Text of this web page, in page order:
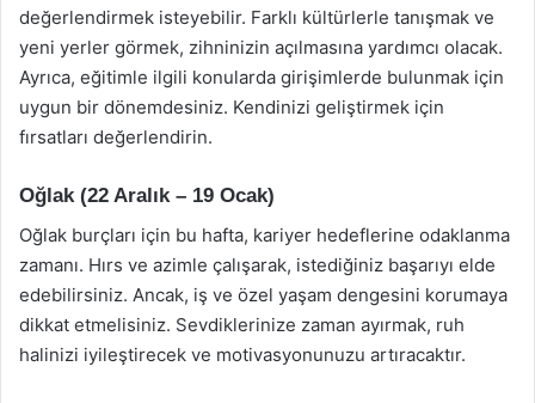
değerlendirmek isteyebilir. Farklı kültürlerle tanışmak ve
yeni yerler görmek, zihninizin açılmasına yardımcı olacak.
Ayrıca, eğitimle ilgili konularda girişimlerde bulunmak için
uygun bir dönemdesiniz. Kendinizi geliştirmek için
fırsatları değerlendirin.
Oğlak (22 Aralık – 19 Ocak)
Oğlak burçları için bu hafta, kariyer hedeflerine odaklanma
zamanı. Hırs ve azimle çalışarak, istediğiniz başarıyı elde
edebilirsiniz. Ancak, iş ve özel yaşam dengesini korumaya
dikkat etmelisiniz. Sevdiklerinize zaman ayırmak, ruh
halinizi iyileştirecek ve motivasyonunuzu artıracaktır.